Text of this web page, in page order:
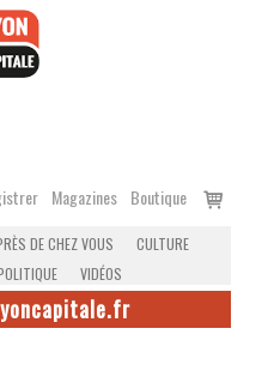
Magazines Boutique
Voir
DE CHEZ VOUS
CULTURE
VIDÉOS